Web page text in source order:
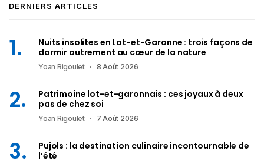
DERNIERS ARTICLES
Nuits insolites en Lot-et-Garonne : trois façons de
dormir autrement au cœur de la nature
Yoan Rigoulet 8 Août 2026
Patrimoine lot-et-garonnais : ces joyaux à deux
pas de chez soi
Yoan Rigoulet 7 Août 2026
Pujols : la destination culinaire incontournable de
l’été